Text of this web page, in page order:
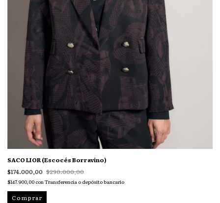
SACO LIOR (Escocés Borravino)
$174.000,00 $290.000,00
$147.900,00 con Transferencia o depósito bancario
Comprar